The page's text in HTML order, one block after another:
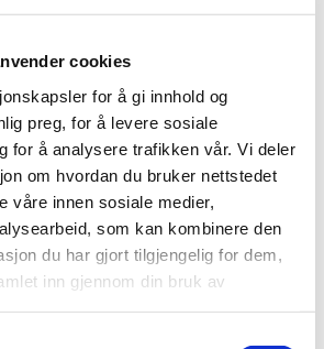
cookies
for å gi innhold og
preg, for å levere sosiale
for å analysere trafikken vår. Vi deler
om hvordan du bruker nettstedet
våre innen sosiale medier,
som kan kombinere den
du har gjort tilgjengelig for dem,
inn gjennom din bruk av
Trade